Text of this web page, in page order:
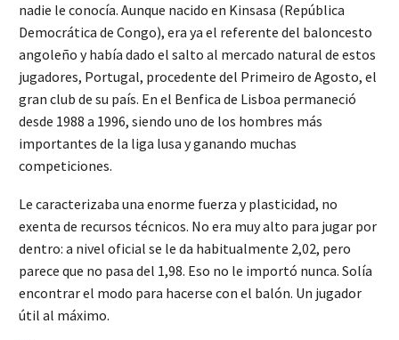
nadie le conocía. Aunque nacido en Kinsasa (República
Democrática de Congo), era ya el referente del baloncesto
angoleño y había dado el salto al mercado natural de estos
jugadores, Portugal, procedente del Primeiro de Agosto, el
gran club de su país. En el Benfica de Lisboa permaneció
desde 1988 a 1996, siendo uno de los hombres más
importantes de la liga lusa y ganando muchas
competiciones.
Le caracterizaba una enorme fuerza y plasticidad, no
exenta de recursos técnicos. No era muy alto para jugar por
dentro: a nivel oficial se le da habitualmente 2,02, pero
parece que no pasa del 1,98. Eso no le importó nunca. Solía
encontrar el modo para hacerse con el balón. Un jugador
útil al máximo.